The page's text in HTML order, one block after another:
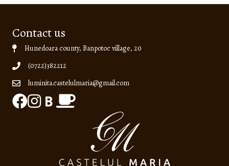
Contact us
Hunedoara county, Banpotoc village, 20
(0722)382212
luminita.castelulmaria@gmail.com